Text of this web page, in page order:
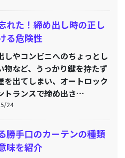
れた！締め出し時の正し
る危険性
しやコンビニへのちょっとし
物など、うっかり鍵を持たず
を出てしまい、オートロック
トランスで締め出さ…
24
勝手口のカーテンの種類
味を紹介